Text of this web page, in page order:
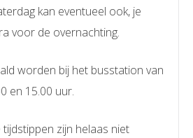
kan eventueel ook, je
voor de overnachting.
worden bij het busstation van
en 15.00 uur.
zijn helaas niet